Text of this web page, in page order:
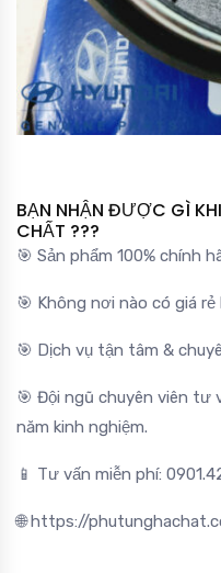
BẠN NHẬN ĐƯỢC GÌ
CHẤT ???
🎯 Sản phẩm 100% chính
🎯 Không nơi nào có giá rẻ
🎯 Dịch vụ tận tâm &
🎯 Đội ngũ chuyên viên tư
năm kinh nghiệm.
📱 Tư vấn miễn phí:
🌐 https://